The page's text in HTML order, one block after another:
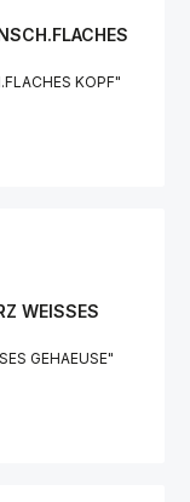
KOPF"
WEISSES
GEHAEUSE"